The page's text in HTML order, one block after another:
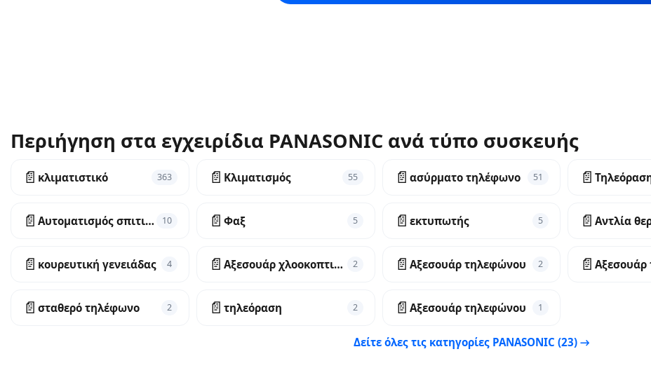
Περιήγηση στα εγχειρίδια PANASONIC ανά τύπο συσκευής
📄 κλιματιστικό 363 📄 Κλιματισμός 55 📄 ασύρματο τηλέφωνο 51 📄
📄 Αυτοματισμός σπιτιού 10 📄 Φαξ 5 📄 εκτυπωτής 5 📄Αντλία
📄 κουρευτική γενειάδας 4 📄 Αξεσουάρ χλοοκοπτικού 2 📄 Αξεσουάρ τηλεφώνου 2 📄Αξεσουάρ
📄 σταθερό τηλέφωνο 2 📄 τηλεόραση 2 📄 Αξεσουάρ τηλεφώνου 1
Δείτε όλες τις κατηγορίες PANASONIC (23) →